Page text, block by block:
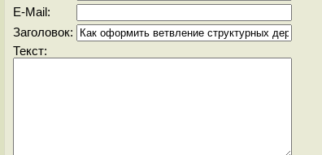
E-Mail:
Заголовок:
Текст: